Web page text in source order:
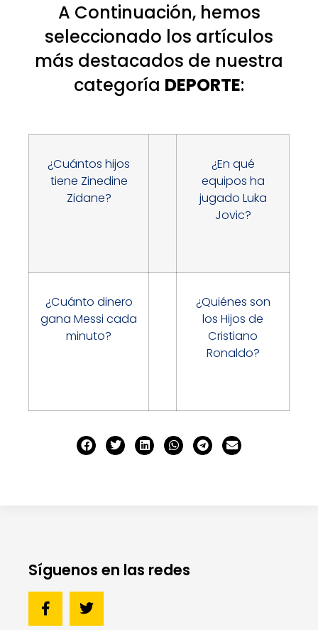
A Continuación, hemos
seleccionado los artículos
más destacados de nuestra
categoría DEPORTE:
¿Cuántos hijos
tiene Zinedine
Zidane?
¿En qué
equipos ha
jugado Luka
Jovic?
¿Cuánto dinero
gana Messi cada
minuto?
¿Quiénes son
los Hijos de
Cristiano
Ronaldo?
Síguenos en las redes